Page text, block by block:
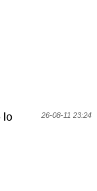
26-08-11 23:24
lo